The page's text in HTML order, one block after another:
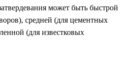
может быть быстрой
средней (для цементных
(для известковых